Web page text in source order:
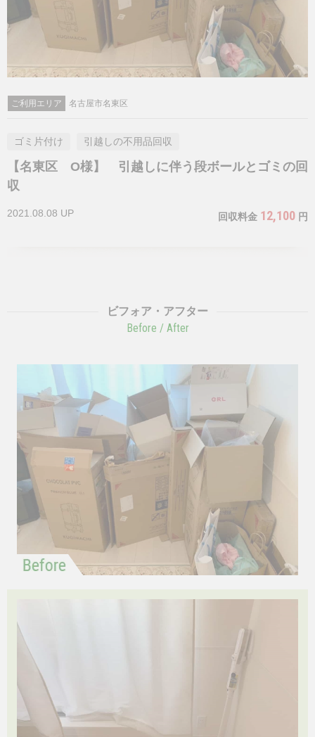
ご利用エリア 名古屋市名東区
ゴミ片付け 引越しの不用品回収
【名東区 O様】 引越しに伴う段ボールとゴミの回
収
2021.08.08 UP 回収料金 12,100 円
ビフォア・アフター
Before / After